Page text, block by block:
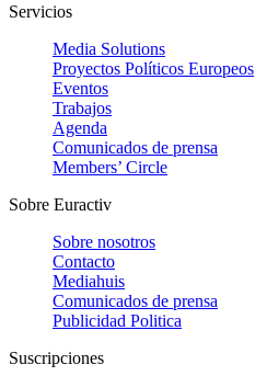
Servicios
Media Solutions
Proyectos Políticos Europeos
Eventos
Trabajos
Agenda
Comunicados de prensa
Members’ Circle
Sobre Euractiv
Sobre nosotros
Contacto
Mediahuis
Comunicados de prensa
Publicidad Politica
Suscripciones